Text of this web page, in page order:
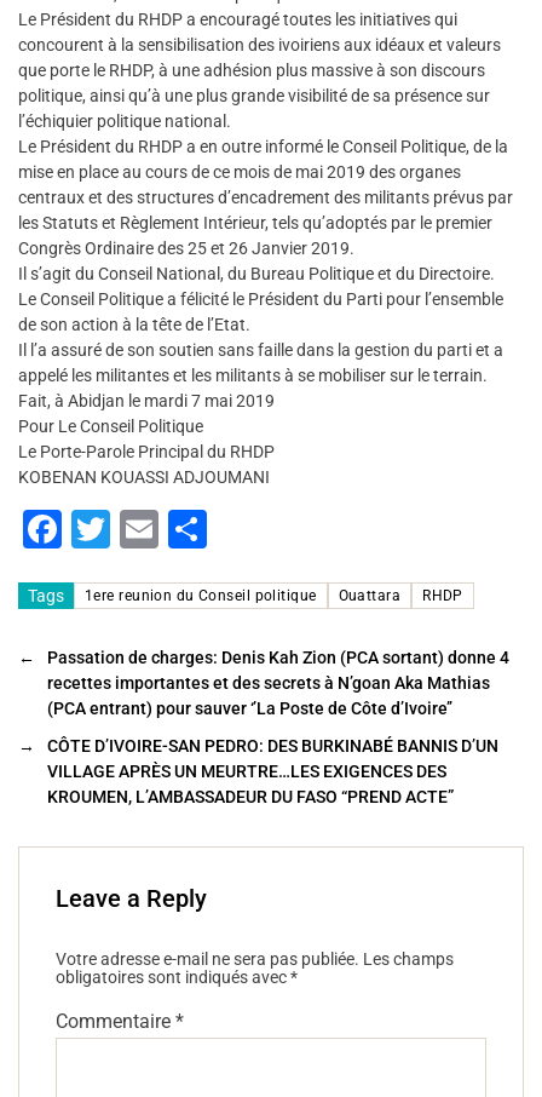
Le Président du RHDP a encouragé toutes les initiatives qui
concourent à la sensibilisation des ivoiriens aux idéaux et valeurs
que porte le RHDP, à une adhésion plus massive à son discours
politique, ainsi qu’à une plus grande visibilité de sa présence sur
l’échiquier politique national.
Le Président du RHDP a en outre informé le Conseil Politique, de la
mise en place au cours de ce mois de mai 2019 des organes
centraux et des structures d’encadrement des militants prévus par
les Statuts et Règlement Intérieur, tels qu’adoptés par le premier
Congrès Ordinaire des 25 et 26 Janvier 2019.
Il s’agit du Conseil National, du Bureau Politique et du Directoire.
Le Conseil Politique a félicité le Président du Parti pour l’ensemble
de son action à la tête de l’Etat.
Il l’a assuré de son soutien sans faille dans la gestion du parti et a
appelé les militantes et les militants à se mobiliser sur le terrain.
Fait, à Abidjan le mardi 7 mai 2019
Pour Le Conseil Politique
Le Porte-Parole Principal du RHDP
KOBENAN KOUASSI ADJOUMANI
F
c
e
b
o
o
k
T
tt
er
E
ai
l
ta
g
er
Tags 1ere reunion du Conseil politique Ouattara RHDP
←
Passation de charges: Denis Kah Zion (PCA sortant) donne 4
recettes importantes et des secrets à N’goan Aka Mathias
(PCA entrant) pour sauver ‘’La Poste de Côte d’Ivoire’’
→
CÔTE D’IVOIRE-SAN PEDRO: DES BURKINABÉ BANNIS D’UN
VILLAGE APRÈS UN MEURTRE…LES EXIGENCES DES
KROUMEN, L’AMBASSADEUR DU FASO “PREND ACTE”
Leave a Reply
Votre adresse e-mail ne sera pas publiée. Les champs
obligatoires sont indiqués avec*
Commentaire *